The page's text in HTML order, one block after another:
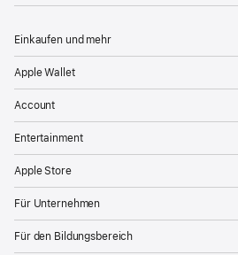
Einkaufen und mehr
Apple Wallet
Account
Entertainment
Apple Store
Für Unternehmen
Für den Bildungsbereich